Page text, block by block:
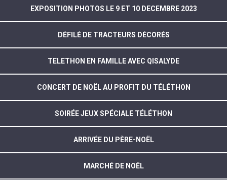
EXPOSITION PHOTOS LE 9 ET 10 DECEMBRE 2023
DÉFILÉ DE TRACTEURS DÉCORÉS
TELETHON EN FAMILLE AVEC QISALYDE
CONCERT DE NOËL AU PROFIT DU TÉLÉTHON
SOIRÉE JEUX SPÉCIALE TÉLÉTHON
ARRIVÉE DU PÈRE-NOËL
MARCHÉ DE NOËL